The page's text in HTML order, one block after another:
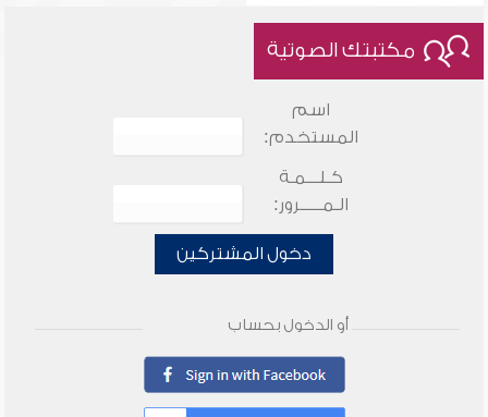
مكتبتك الصوتية
اسم
المستخدم:
كـلـــمـة
الـمـــــرور:
دخول المشتركين
أو الدخول بحساب